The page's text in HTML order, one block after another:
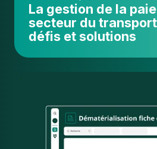
défis
solutions
La gestion de la
secteur du
défis et solutions